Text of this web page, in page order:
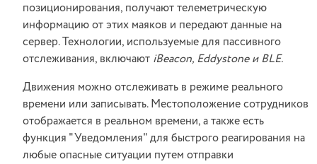
позиционирования, получают телеметрическую
информацию от этих маяков и передают данные на
сервер. Технологии, используемые для пассивного
отслеживания, включают iBeacon, Eddystone и BLE.
Движения можно отслеживать в режиме реального
времени или записывать. Местоположение сотрудников
отображается в реальном времени, а также есть
функция "Уведомления" для быстрого реагирования на
любые опасные ситуации путем отправки